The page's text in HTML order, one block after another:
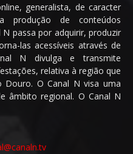
generalista, de caracter
produção de conteúdos
passa por adquirir, produzir
las acessíveis através de
N divulga e transmite
relativa à região que
Douro. O Canal N visa uma
âmbito regional. O Canal N